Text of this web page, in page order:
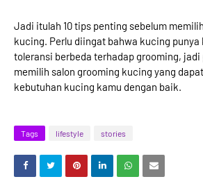
Jadi itulah 10 tips penting sebelum
kucing. Perlu diingat bahwa kucing punya
toleransi berbeda terhadap grooming,
memilih salon grooming kucing yang
kebutuhan kucing kamu dengan baik.
Tags lifestyle stories